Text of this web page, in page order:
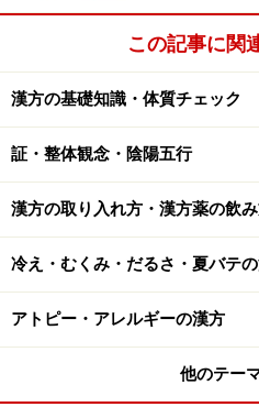
この記事に関
漢方の基礎知識・体質チェック
証・整体観念・陰陽五行
漢方の取り入れ方・漢方薬の飲
冷え・むくみ・だるさ・夏バテ
アトピー・アレルギーの漢方
他のテー